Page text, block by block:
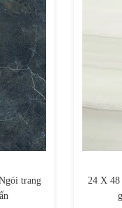
trang
24 X